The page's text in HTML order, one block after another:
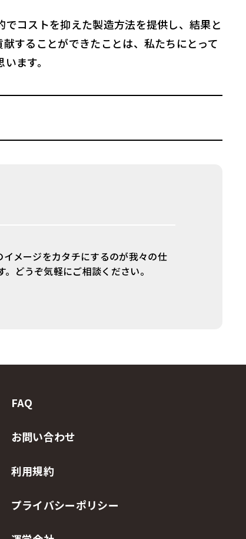
コストを抑えた製造方法を提供し、結果と
することができたことは、私たちにとって
ます。
メージをカタチにするのが我々の仕
どうぞ気軽にご相談ください。
FAQ
お問い合わせ
利用規約
プライバシーポリシー